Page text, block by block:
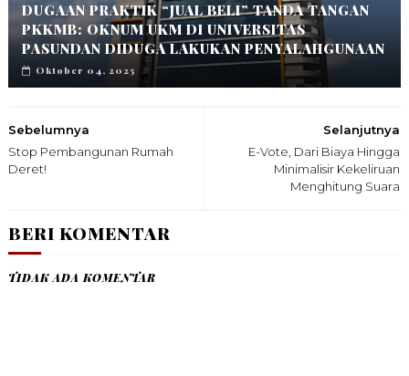
DUGAAN PRAKTIK “JUAL BELI” TANDA TANGAN
PKKMB: OKNUM UKM DI UNIVERSITAS
PASUNDAN DIDUGA LAKUKAN PENYALAHGUNAAN
Oktober 04, 2025
Selanjutnya
E-Vote, Dari Biaya Hingga
Minimalisir Kekeliruan
Menghitung Suara
Sebelumnya
Stop Pembangunan Rumah
Deret!
BERI KOMENTAR
TIDAK ADA KOMENTAR